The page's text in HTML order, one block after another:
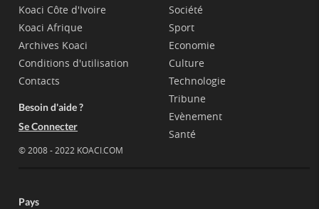
Koaci Côte d'Ivoire
Koaci Afrique
Archives Koaci
Conditions d'utilisation
Contacts
Besoin d'aide ?
Se Connecter
© 2008 - 2022 KOACI.COM
Société
Sport
Economie
Culture
Technologie
Tribune
Evènement
Santé
Pays